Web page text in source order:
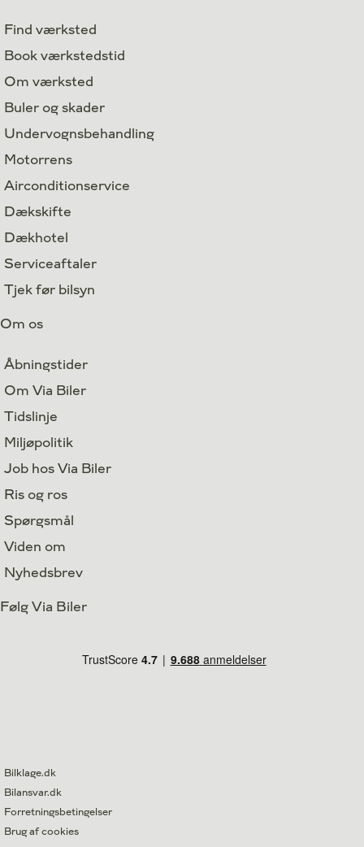
Find værksted
Book værkstedstid
Om værksted
Buler og skader
Undervognsbehandling
Motorrens
Airconditionservice
Dækskifte
Dækhotel
Serviceaftaler
Tjek før bilsyn
Om os
Åbningstider
Om Via Biler
Tidslinje
Miljøpolitik
Job hos Via Biler
Ris og ros
Spørgsmål
Viden om
Nyhedsbrev
Følg Via Biler
Bilklage.dk
Bilansvar.dk
Forretningsbetingelser
Brug af cookies